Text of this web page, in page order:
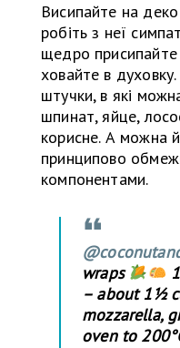
Висипайте на
робіть з неї
щедро
ховайте в
штучки, в які
шпинат, яйце,
корисне. А можна
принципово
компонентами.
wraps
– about 1½
mozzarella,
oven to